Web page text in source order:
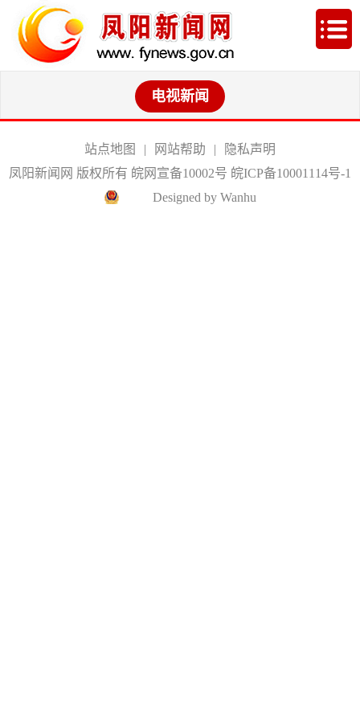
电视新闻
站点地图 | 网站帮助 |
隐私声明
凤阳新闻网 版权所有 皖网宣备10002号 皖ICP备10001114号-1
Designed by Wanhu